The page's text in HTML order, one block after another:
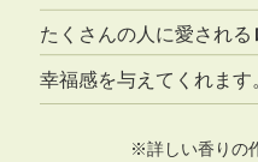
たくさんの人に愛される
幸福感を与えてくれます
※詳しい香りの